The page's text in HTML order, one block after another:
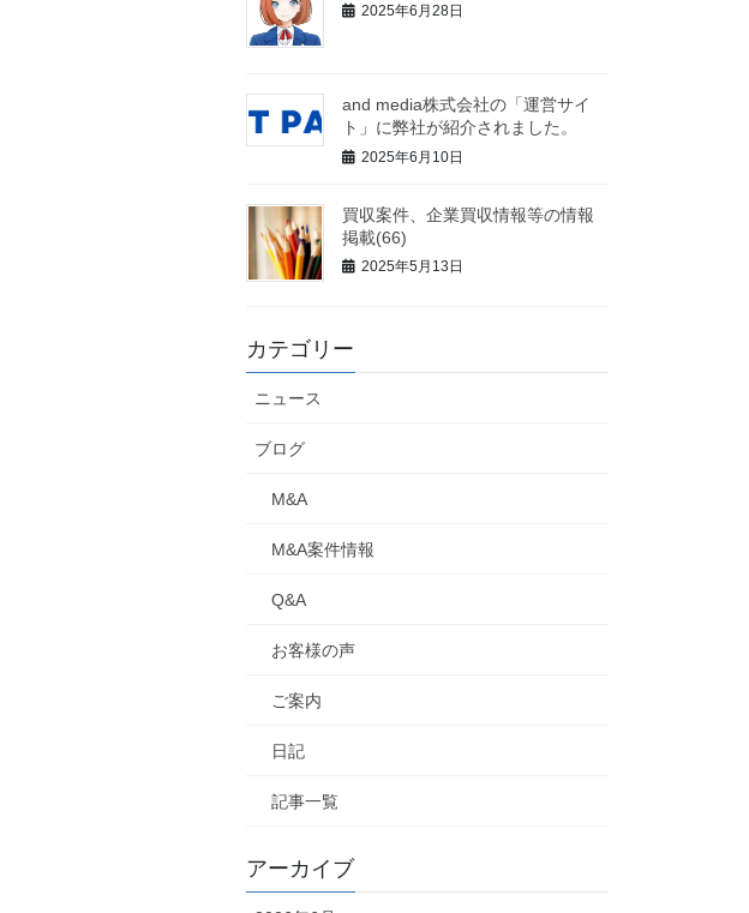
2025年6月28日
and media株式会社の「運営サイ
ト」に弊社が紹介されました。
2025年6月10日
買収案件、企業買収情報等の情報
掲載(66)
2025年5月13日
カテゴリー
ニュース
ブログ
M&A
M&A案件情報
Q&A
お客様の声
ご案内
日記
記事一覧
アーカイブ